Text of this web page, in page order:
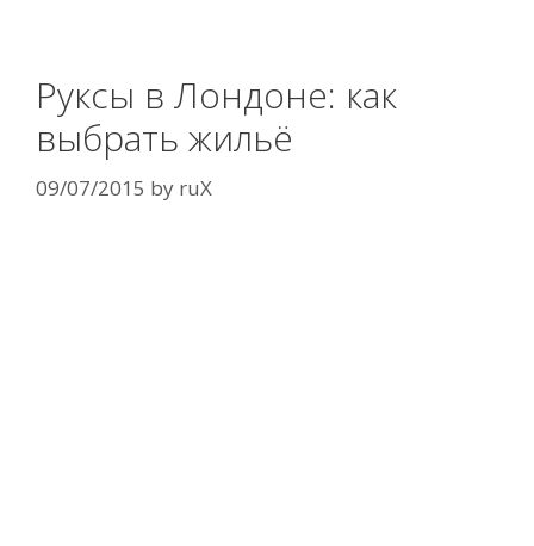
Руксы в Лондоне: как
выбрать жильё
09/07/2015 by ruX